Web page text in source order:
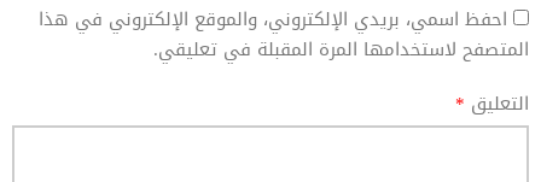
احفظ اسمي، بريدي الإلكتروني، والموقع الإلكتروني في هذا
المتصفح لاستخدامها المرة المقبلة في تعليقي.
التعليق *